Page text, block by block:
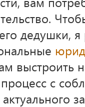
дедушки, я
с